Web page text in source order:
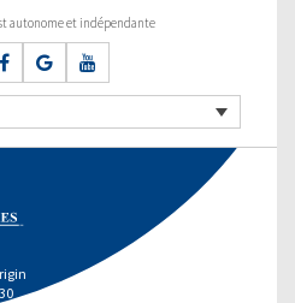
autonome et indépendante